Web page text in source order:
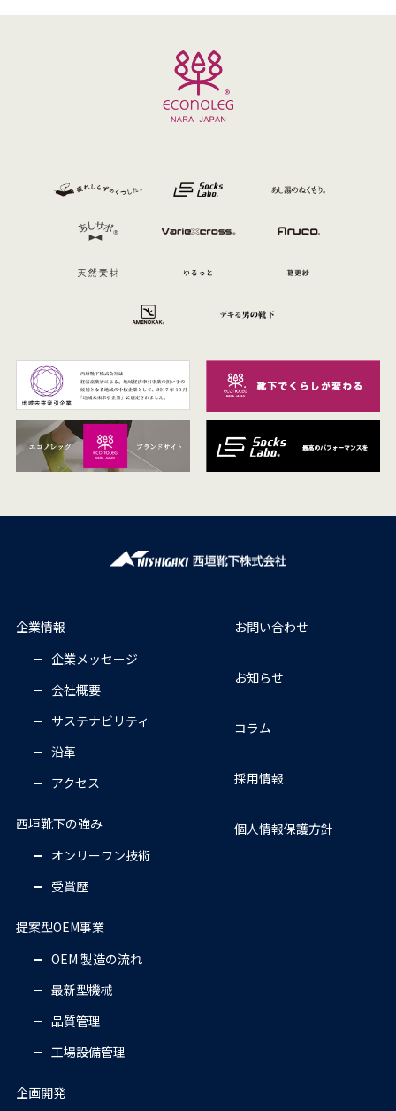
企業情報
企業メッセージ
会社概要
サステナビリティ
沿革
アクセス
西垣靴下の強み
オンリーワン技術
受賞歴
提案型OEM事業
OEM 製造の流れ
最新型機械
品質管理
工場設備管理
企画開発
お問い合わせ
お知らせ
コラム
採用情報
個人情報保護方針